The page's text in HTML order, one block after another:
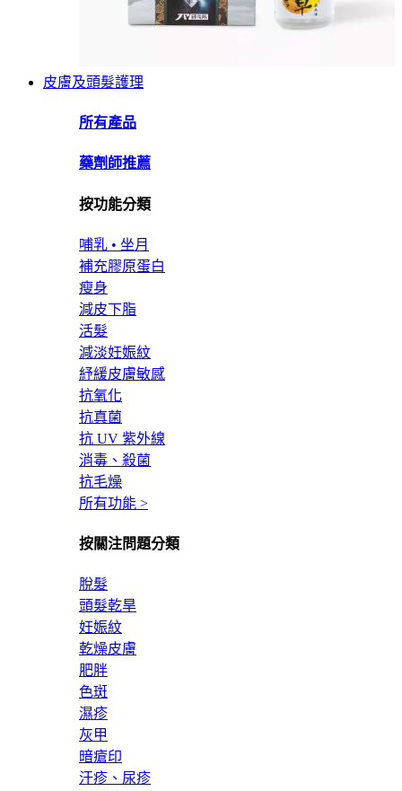
皮膚及頭髮護理
所有產品
藥劑師推薦
按功能分類
哺乳 • 坐月
補充膠原蛋白
瘦身
減皮下脂
活髮
減淡妊娠紋
紓緩皮膚敏感
抗氧化
抗真菌
抗 UV 紫外線
消毒、殺菌
抗毛燥
所有功能 >
按關注問題分類
脫髮
頭髮乾旱
妊娠紋
乾燥皮膚
肥胖
色斑
濕疹
灰甲
暗瘡印
汗疹、尿疹